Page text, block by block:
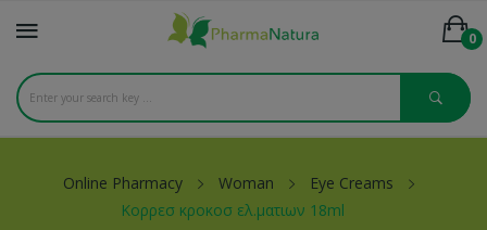
0
Online Pharmacy Woman
Eye Creams
Κορρεσ κροκοσ ελ.ματιων 18ml